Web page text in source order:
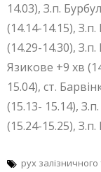
14.03), З.п.
(14.14-14.15),
(14.29-14.30), З.п.
Язикове +9 хв
15.04), ст.
(15.13- 15.14),
(15.24-15.25),
рух